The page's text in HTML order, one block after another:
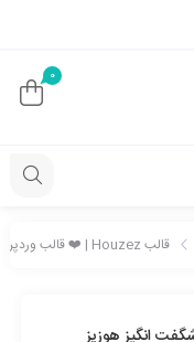
0
قالب Houzez | ❤️ قالب وردپرس املاک شگفت انگیز هوزیز